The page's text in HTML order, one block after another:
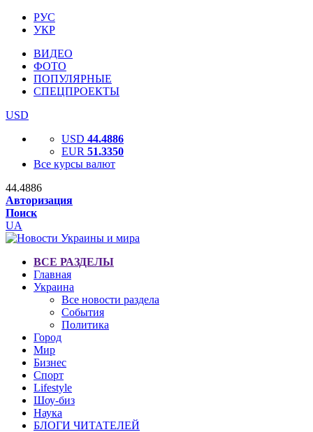
РУС
УКР
ВИДЕО
ФОТО
ПОПУЛЯРНЫЕ
СПЕЦПРОЕКТЫ
USD
USD 44.4886
EUR 51.3350
Все курсы валют
44.4886
Авторизация
Поиск
UA
ВСЕ РАЗДЕЛЫ
Главная
Украина
Все новости раздела
События
Политика
Город
Мир
Бизнес
Спорт
Lifestyle
Шоу-биз
Наука
БЛОГИ ЧИТАТЕЛЕЙ